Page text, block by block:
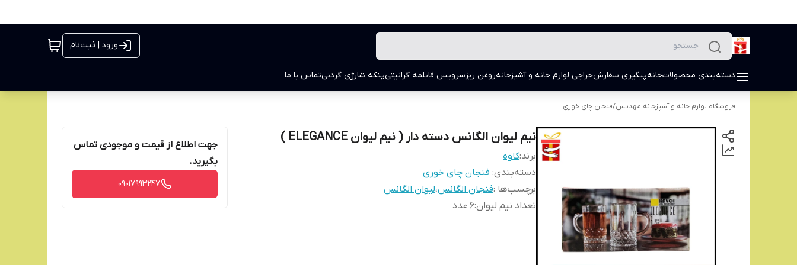
ورود | ثبت‌نام
دسته‌بندی محصولاتخانهپیگیری سفارشحراجی لوازم خانه و آشپزخانهروغن ریزسرویس قابلمه گرانیتیپنکه شارژی گردنیتماس با ما
فروشگاه لوازم خانه و آشپزخانه مهدیس/فنجان چای خوری
نیم لیوان الگانس دسته دار ( نیم لیوان ELEGANCE )
برند:کاوه
دسته‌بندی: فنجان چای خوری
برچسب‌ها :فنجان الگانس،لیوان الگانس
تعداد نیم لیوان:6 عدد
جهت اطلاع از قیمت و موجودی تماس
بگیرید.
09017993247